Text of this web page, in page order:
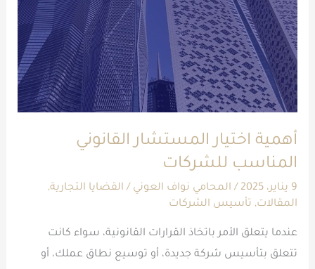
أهمية اختيار المستشار القانوني
المناسب للشركات
9 يناير، 2025 / المحامي نواف العوني/ القضايا التجارية,
المقالات, تأسيس الشركات
عندما يتعلق الأمر باتخاذ القرارات القانونية، سواء كانت
تتعلق بتأسيس شركة جديدة، أو توسيع نطاق عملك، أو
المناسب
للشركات